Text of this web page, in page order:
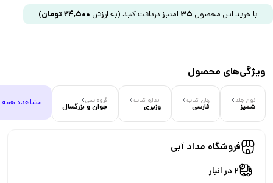
با خرید این محصول 35 امتیاز دریافت کنید (به ارزش 24,500 تومان)
ویژگی‌های محصول
نوع جلد
شمیز
زبان کتاب
فارسی
اندازه کتاب
وزیری
گروه سنی
جوان و بزرگسال مشاهده همه
فروشگاه مداد آبی
2 در انبار